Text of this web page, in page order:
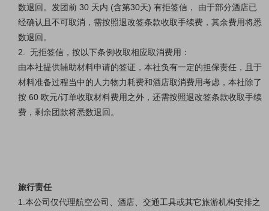
数退回。发团前 30 天内 (含第30天) 有拒签信， 由于部分酒店已
经确认且不可取消，需按照退改签条款收取手续费，其余费用将悉
数退回。
2. 无拒签信，按以下条例收取相应取消费用：
由本社提供辅助材料申请的签证，本社负有一定的担保责任，且于
材料准备过程当中的人力物力耗费和酒店取消费用考虑，本社除了
按 60 欧元/订单收取材料费用之外，还需按照退改签条款收取手续
费，剩余团款将悉数退回。
旅行责任
1.本公司仅代理航空公司、酒店、交通工具或其它旅游机构安排之